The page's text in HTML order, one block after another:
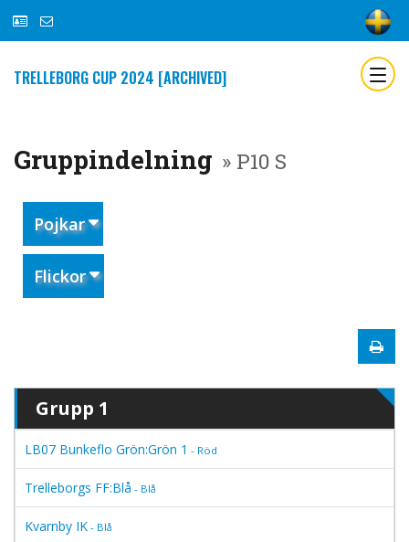
TRELLEBORG CUP 2024 [ARCHIVED]
Gruppindelning » P10 S
Pojkar
Flickor
Grupp 1
LB07 Bunkeflo Grön:Grön 1 - Röd
Trelleborgs FF:Blå - Blå
Kvarnby IK - Blå